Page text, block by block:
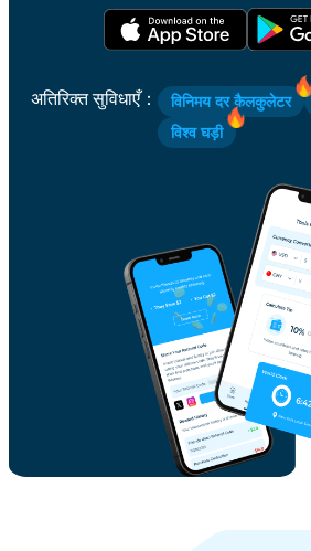
अतिरिक्त सुविधाएँ： विनिमय दर कैलकुलेटर
विश्व घड़ी